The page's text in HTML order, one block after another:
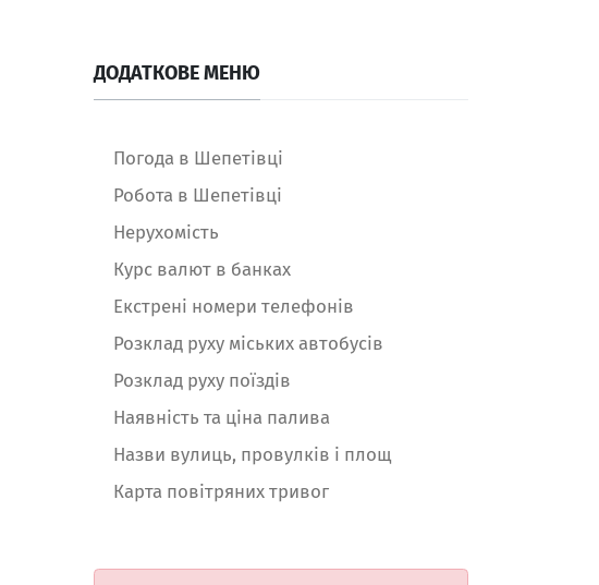
ДОДАТКОВЕ МЕНЮ
Погода в Шепетівці
Робота в Шепетівці
Нерухомість
Курс валют в банках
Екстрені номери телефонів
Розклад руху міських автобусів
Розклад руху поїздів
Наявність та ціна палива
Назви вулиць, провулків і площ
Карта повітряних тривог